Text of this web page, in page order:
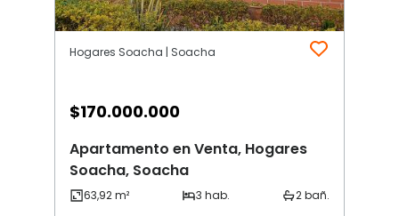
Hogares Soacha | Soacha
$170.000.000
Apartamento en Venta, Hogares
Soacha, Soacha